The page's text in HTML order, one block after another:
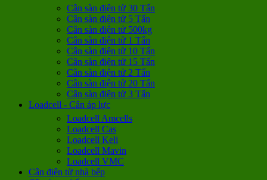
Cân sàn điện tử 30 Tấn
Cân sàn điện tử 5 Tấn
Cân sàn điện tử 500kg
Cân sàn điện tử 1 Tấn
Cân sàn điện tử 10 Tấn
Cân sàn điện tử 15 Tấn
Cân sàn điện tử 2 Tấn
Cân sàn điện tử 20 Tấn
Cân sàn điện tử 3 Tấn
Loadcell - Cân áp lực
Loadcell Amcells
Loadcell Cas
Loadcell Keli
Loadcell Mavin
Loadcell VMC
Cân điện tử nhà bếp